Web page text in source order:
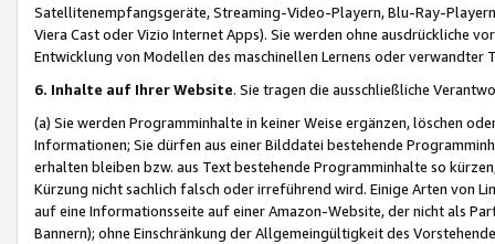
Satellitenempfangsgeräte, Streaming-Video-Playern, Blu-Ray-
Viera Cast oder Vizio Internet Apps). Sie werden ohne ausdrückliche
Entwicklung von Modellen des maschinellen Lernens oder
6. Inhalte auf Ihrer Website. Sie tragen die ausschließliche
(a) Sie werden Programminhalte in keiner Weise ergänzen, löschen
Informationen; Sie dürfen aus einer Bilddatei bestehende
erhalten bleiben bzw. aus Text bestehende Programminhalte so
Kürzung nicht sachlich falsch oder irreführend wird. Einige Arten von
auf eine Informationsseite auf einer Amazon-Website, der nicht als
Bannern); ohne Einschränkung der Allgemeingültigkeit des